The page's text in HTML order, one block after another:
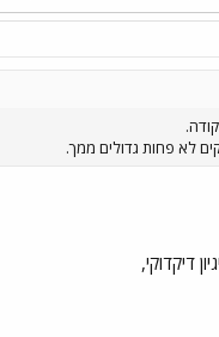
לא פחות גדולים ממך.
דיקדוקי,